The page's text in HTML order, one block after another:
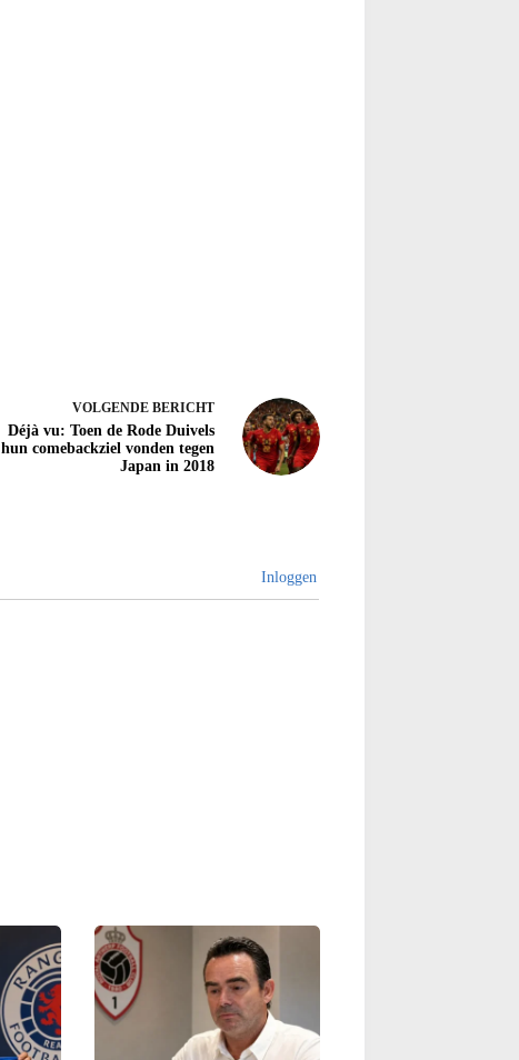
VOLGENDE BERICHT
Déjà vu: Toen de Rode Duivels
hun comebackziel vonden tegen
Japan in 2018
Inloggen